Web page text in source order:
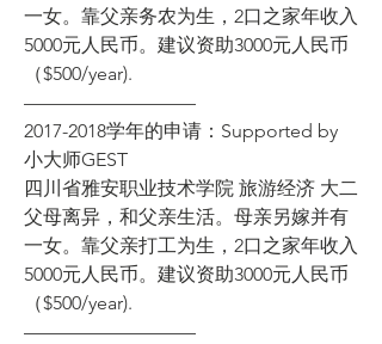
一女。靠父亲务农为生，2口之家年收入
5000元人民币。建议资助3000元人民币
（$500/year).
—————————
2017-2018学年的申请：Supported by
小大师GEST
四川省雅安职业技术学院 旅游经济 大二
父母离异，和父亲生活。母亲另嫁并有
一女。靠父亲打工为生，2口之家年收入
5000元人民币。建议资助3000元人民币
（$500/year).
—————————